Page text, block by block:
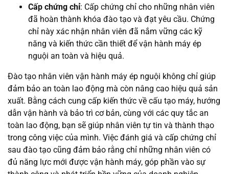
Cấp chứng chỉ: Cấp chứng chỉ cho những nhân viên
đã hoàn thành khóa đào tạo và đạt yêu cầu. Chứng
chỉ này xác nhận nhân viên đã nắm vững các kỹ
năng và kiến thức cần thiết để vận hành máy ép
nguội an toàn và hiệu quả.
Đào tạo nhân viên vận hành máy ép nguội không chỉ giúp
đảm bảo an toàn lao động mà còn nâng cao hiệu quả sản
xuất. Bằng cách cung cấp kiến thức về cấu tạo máy, hướng
dẫn vận hành và bảo trì cơ bản, cùng với các quy tắc an
toàn lao động, bạn sẽ giúp nhân viên tự tin và thành thạo
trong công việc của mình. Việc đánh giá và cấp chứng chỉ
sau đào tạo cũng đảm bảo rằng chỉ những nhân viên có
đủ năng lực mới được vận hành máy, góp phần vào sự